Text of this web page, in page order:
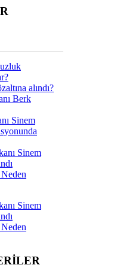
alındı?
Berk
Sinem
Sinem
Sinem